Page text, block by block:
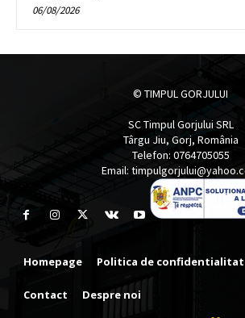
06/08/2026
© TIMPUL GORJULUI
SC Timpul Gorjului SRL
Târgu Jiu, Gorj, România
Telefon: 0764705055
Email:
Homepage Politica de
Contact Despre noi